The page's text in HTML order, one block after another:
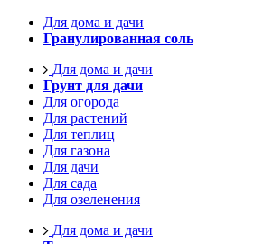
Для дома и дачи
Гранулированная соль
Для дома и дачи
Грунт для дачи
Для огорода
Для растений
Для теплиц
Для газона
Для дачи
Для сада
Для озеленения
Для дома и дачи